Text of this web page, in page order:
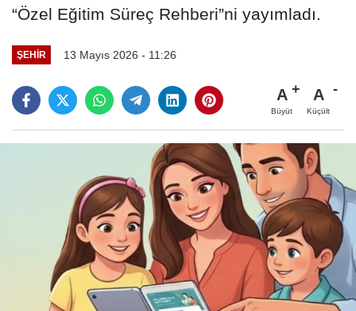
“Özel Eğitim Süreç Rehberi”ni yayımladı.
ŞEHIR 13 Mayıs 2026 - 11:26
A
Büyüt
A
Küçült